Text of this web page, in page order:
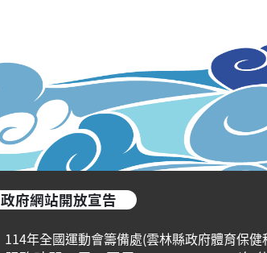
政府網站開放宣告
114年全國運動會籌備處(雲林縣政府體育保健